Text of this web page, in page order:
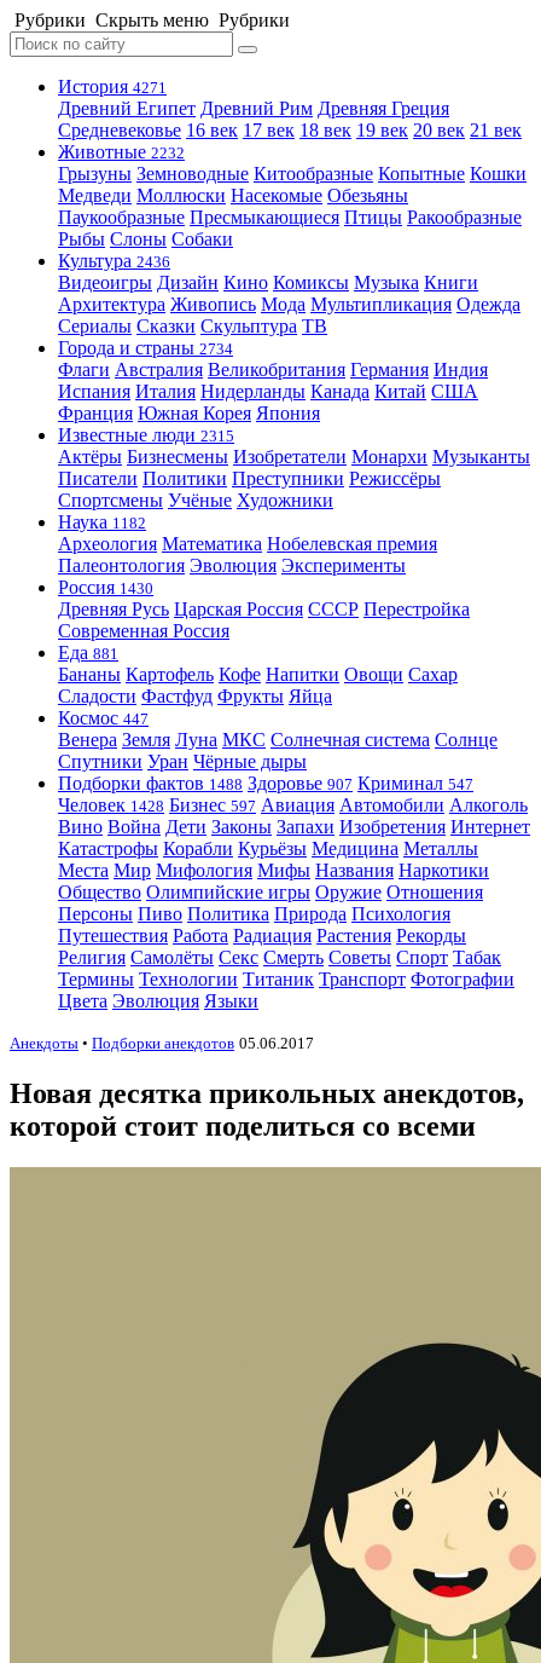
Рубрики Скрыть меню Рубрики
История 4271
Древний Египет Древний Рим Древняя Греция
Средневековье 16 век 17 век 18 век 19 век 20 век 21 век
Животные 2232
Грызуны Земноводные Китообразные Копытные Кошки
Медведи Моллюски Насекомые Обезьяны
Паукообразные Пресмыкающиеся Птицы Ракообразные
Рыбы Слоны Собаки
Культура 2436
Видеоигры Дизайн Кино Комиксы Музыка Книги
Архитектура Живопись Мода Мультипликация Одежда
Сериалы Сказки Скульптура ТВ
Города и страны 2734
Флаги Австралия Великобритания Германия Индия
Испания Италия Нидерланды Канада Китай США
Франция Южная Корея Япония
Известные люди 2315
Актёры Бизнесмены Изобретатели Монархи Музыканты
Писатели Политики Преступники Режиссёры
Спортсмены Учёные Художники
Наука 1182
Археология Математика Нобелевская премия
Палеонтология Эволюция Эксперименты
Россия 1430
Древняя Русь Царская Россия СССР Перестройка
Современная Россия
Еда 881
Бананы Картофель Кофе Напитки Овощи Сахар
Сладости Фастфуд Фрукты Яйца
Космос 447
Венера Земля Луна МКС Солнечная система Солнце
Спутники Уран Чёрные дыры
Подборки фактов 1488 Здоровье 907 Криминал 547
Человек 1428 Бизнес 597 Авиация Автомобили Алкоголь
Вино Война Дети Законы Запахи Изобретения Интернет
Катастрофы Корабли Курьёзы Медицина Металлы
Места Мир Мифология Мифы Названия Наркотики
Общество Олимпийские игры Оружие Отношения
Персоны Пиво Политика Природа Психология
Путешествия Работа Радиация Растения Рекорды
Религия Самолёты Секс Смерть Советы Спорт Табак
Термины Технологии Титаник Транспорт Фотографии
Цвета Эволюция Языки
Анекдоты • Подборки анекдотов 05.06.2017
Новая десятка прикольных анекдотов,
которой стоит поделиться со всеми